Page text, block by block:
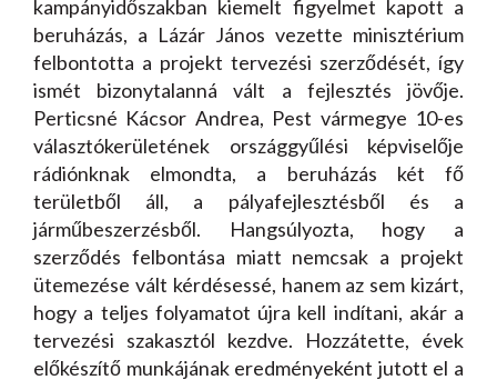
kampányidőszakban kiemelt figyelmet kapott a
beruházás, a Lázár János vezette minisztérium
felbontotta a projekt tervezési szerződését, így
ismét bizonytalanná vált a fejlesztés jövője.
Perticsné Kácsor Andrea, Pest vármegye 10-es
választókerületének országgyűlési képviselője
rádiónknak elmondta, a beruházás két fő
területből áll, a pályafejlesztésből és a
járműbeszerzésből. Hangsúlyozta, hogy a
szerződés felbontása miatt nemcsak a projekt
ütemezése vált kérdésessé, hanem az sem kizárt,
hogy a teljes folyamatot újra kell indítani, akár a
tervezési szakasztól kezdve. Hozzátette, évek
előkészítő munkájának eredményeként jutott el a